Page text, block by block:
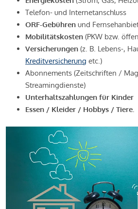
Telefon- und Internetanschluss
ORF-Gebühren und
Mobilitätskosten (PKW bzw.
Versicherungen (z. B. Lebens-,
Kreditversicherung etc.)
Abonnements (Zeitschriften /
Streamingdienste)
Unterhaltszahlungen für Kinder
Essen / Kleider / Hobbys / Tiere.